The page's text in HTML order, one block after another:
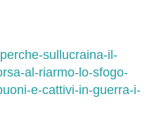
sullucraina-il-
al-riarmo-lo-sfogo-
e-cattivi-in-guerra-i-